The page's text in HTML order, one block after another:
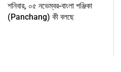
শনিবার, ০৫ নভেম্বর-বাংলা পঞ্জিকা
(Panchang) কী বলছে